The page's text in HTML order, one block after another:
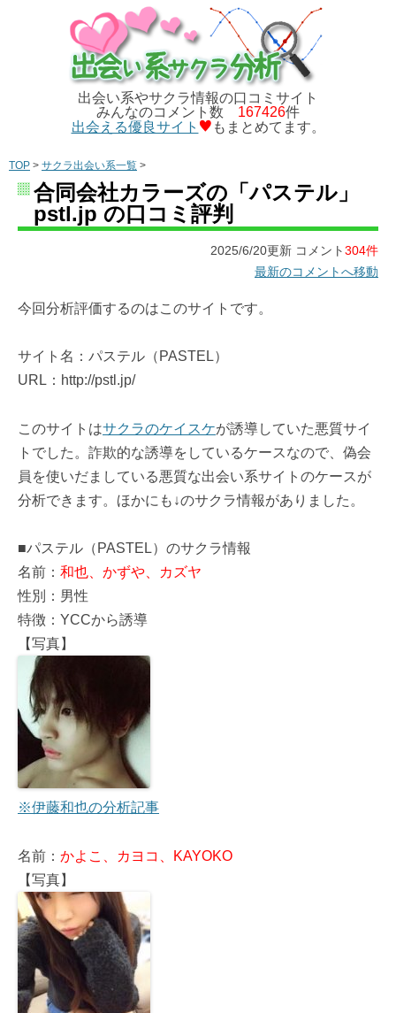
出会い系やサクラ情報の口コミサイト
みんなのコメント数 167426件
出会える優良サイト
もまとめてます。
TOP > サクラ出会い系一覧 >
合同会社カラーズの「パステル」
pstl.jp の口コミ評判
2025/6/20更新 コメント304件
最新のコメントへ移動
今回分析評価するのはこのサイトです。
サイト名：パステル（PASTEL）
URL：http://pstl.jp/
このサイトはサクラのケイスケが誘導していた悪質サイ
トでした。詐欺的な誘導をしているケースなので、偽会
員を使いだましている悪質な出会い系サイトのケースが
分析できます。ほかにも↓のサクラ情報がありました。
■パステル（PASTEL）のサクラ情報
名前： 和也、かずや、カズヤ
性別：男性
特徴：YCCから誘導
【写真】
※伊藤和也の分析記事
名前： かよこ、カヨコ、KAYOKO
【写真】